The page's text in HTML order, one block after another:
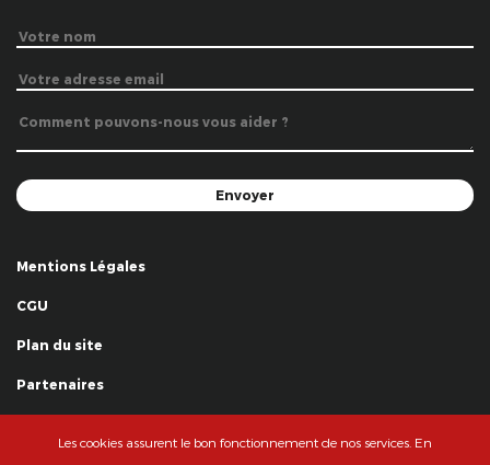
Mentions Légales
CGU
Plan du site
Partenaires
Les cookies assurent le bon fonctionnement de nos services. En